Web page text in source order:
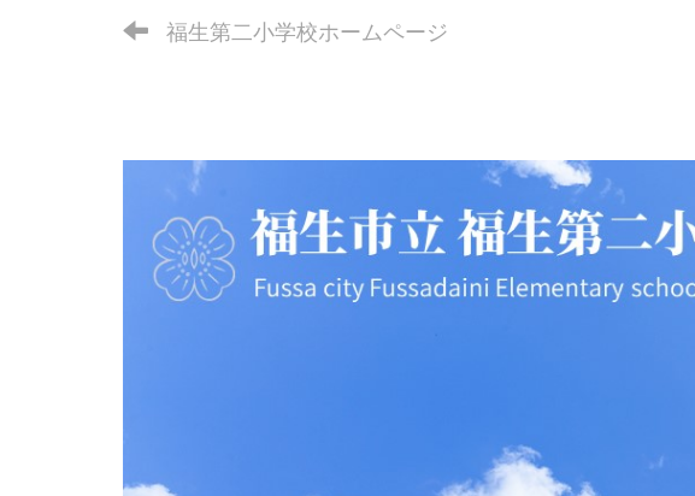
福生第二小学校ホームページ